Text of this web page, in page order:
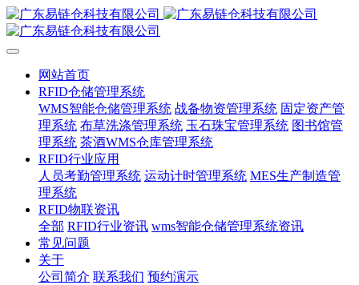
网站首页
RFID仓储管理系统
WMS智能仓储管理系统 战备物资管理系统 固定资产管
理系统 布草洗涤管理系统 玉石珠宝管理系统 图书馆管
理系统 茶酒WMS仓库管理系统
RFID行业应用
人员考勤管理系统 运动计时管理系统 MES生产制造管
理系统
RFID物联资讯
全部 RFID行业资讯 wms智能仓储管理系统资讯
常见问题
关于
公司简介 联系我们 预约演示